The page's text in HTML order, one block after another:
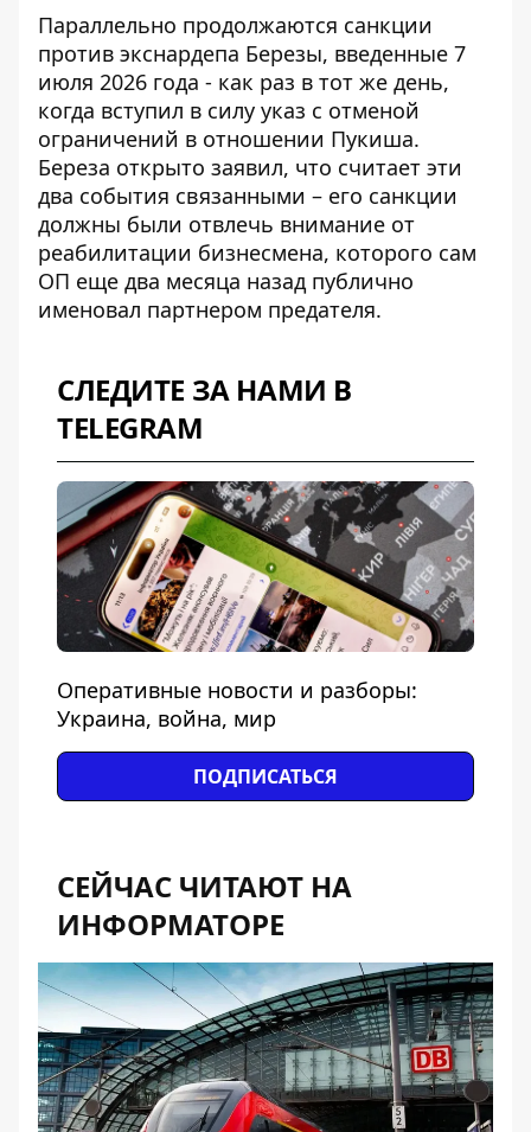
Параллельно продолжаются санкции
против экснардепа Березы, введенные 7
июля 2026 года - как раз в тот же день,
когда вступил в силу указ с отменой
ограничений в отношении Пукиша.
Береза ​​открыто заявил, что считает эти
два события связанными – его санкции
должны были отвлечь внимание от
реабилитации бизнесмена, которого сам
ОП еще два месяца назад публично
именовал партнером предателя.
СЛЕДИТЕ ЗА НАМИ В
TELEGRAM
Оперативные новости и разборы:
Украина, война, мир
ПОДПИСАТЬСЯ
СЕЙЧАС ЧИТАЮТ НА
ИНФОРМАТОРЕ